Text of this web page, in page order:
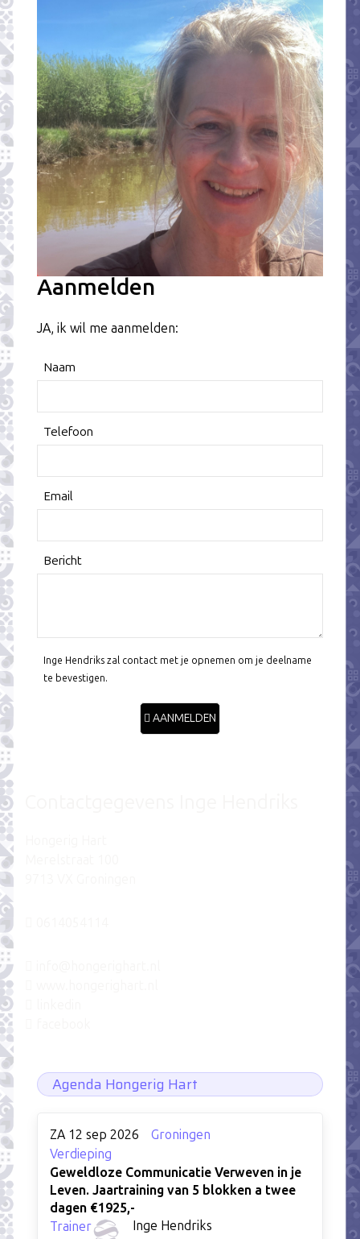
Aanmelden
JA, ik wil me aanmelden:
Naam
Telefoon
Email
Bericht
Inge Hendriks zal contact met je opnemen om je deelname
te bevestigen.
AANMELDEN
Agenda Hongerig Hart
ZA 12 sep 2026
Groningen
Verdieping
Geweldloze Communicatie Verweven in je
Leven. Jaartraining van 5 blokken a twee
dagen €1925,-
Trainer
Inge Hendriks